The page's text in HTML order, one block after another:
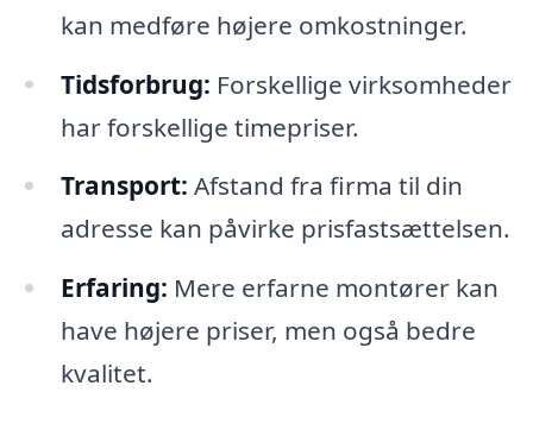
kan medføre højere omkostninger.
Tidsforbrug: Forskellige virksomheder
har forskellige timepriser.
Transport: Afstand fra firma til din
adresse kan påvirke prisfastsættelsen.
Erfaring: Mere erfarne montører kan
have højere priser, men også bedre
kvalitet.